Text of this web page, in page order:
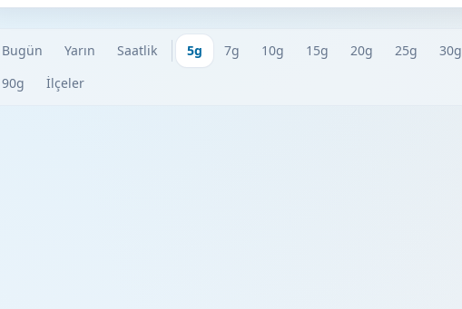
Bugün Yarın Saatlik 5g 7g 10g 15g 20g 25g 30g
90g
İlçeler